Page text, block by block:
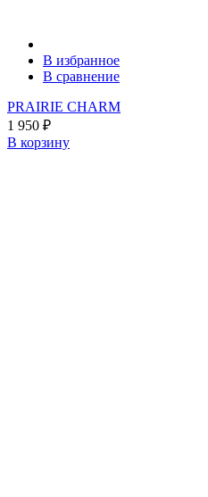
В избранное
В сравнение
PRAIRIE CHARM
1 950 ₽
В корзину